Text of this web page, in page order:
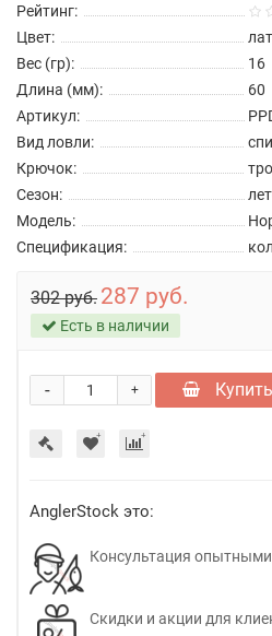
Рейтинг:
Цвет:
Вес (гр):
16
Длина (мм):
60
Артикул:
Вид ловли:
Крючок:
Сезон:
Модель:
Спецификация:
302 руб. 287 руб.
Есть в наличии
+
- Купить
AnglerStock это:
Консультация
Скидки и акции для